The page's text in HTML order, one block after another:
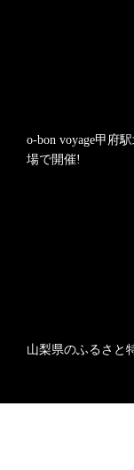
o-bon voyage甲府
場で開催!
山梨県のふるさと